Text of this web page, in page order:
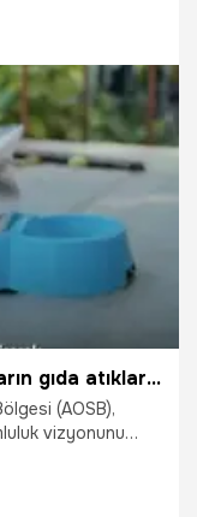
Belediye
1 milyar 178
bölgenin altyapı
AOSB'den örnek proje: Fabrikaların gıda atıkları can dostlara umut oluyor!
(AOSB),
vizyonunu